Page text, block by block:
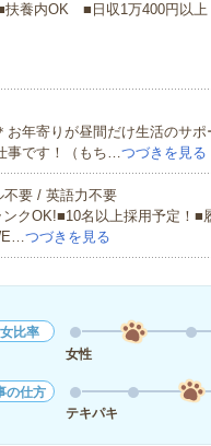
養内OK ■日収1万400円以上
年寄りが昼間だけ生活のサポ
事です！（もち…つづきを見る
要 / 英語力不要
クOK!■10名以上採用予定！■
つづきを見る
比率
女性
の仕方
テキパキ